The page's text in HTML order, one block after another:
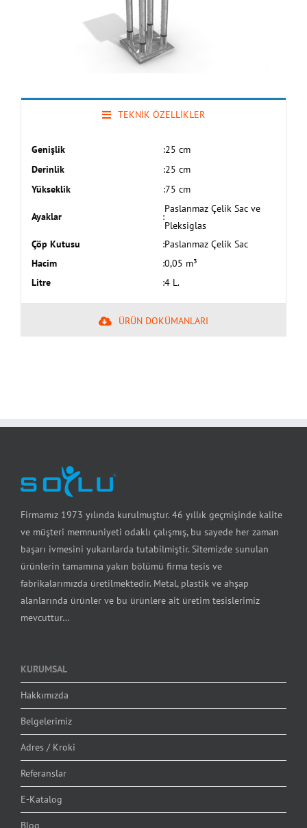
TEKNİK ÖZELLİKLER
Genişlik :25 cm
Derinlik
:25 cm
Yükseklik
:75 cm
Ayaklar :
Paslanmaz Çelik Sac ve
Pleksiglas
Çöp Kutusu
:Paslanmaz Çelik Sac
Hacim
:0,05 m³
Litre
:4 L.
ÜRÜN DOKÜMANLARI
Firmamız 1973 yılında kurulmuştur. 46 yıllık geçmişinde kalite
ve müşteri memnuniyeti odaklı çalışmış, bu sayede her zaman
başarı ivmesini yukarılarda tutabilmiştir. Sitemizde sunulan
ürünlerin tamamına yakın bölümü firma tesis ve
fabrikalarımızda üretilmektedir. Metal, plastik ve ahşap
alanlarında ürünler ve bu ürünlere ait üretim tesislerimiz
mevcuttur…
KURUMSAL
Hakkımızda
Belgelerimiz
Adres / Kroki
Referanslar
E-Katalog
Blog